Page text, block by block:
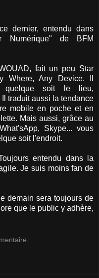
dernier, entendu dans
Numérique" de BFM
fait un peu Star
Where, Any Device. Il
quelque soit le lieu,
traduit aussi la tendance
mobile en poche et en
Mais aussi, grâce au
Skype... vous
soit l'endroit.
entendu dans la
Je suis moins fan de
demain sera toujours de
que le public y adhère,